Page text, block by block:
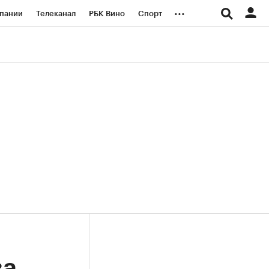
Телеканал РБК Вино Спорт ...